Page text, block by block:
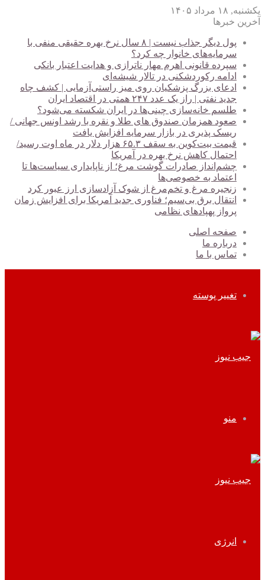
یکشنبه, ۱۸ مرداد ۱۴۰۵
آخرین خبرها
پول دیگر جذاب نیست | ۸ سال نرخ بهره حقیقی منفی با
سرمایه‌های خانوار چه کرد؟
سپرده قانونی اهرم مهار ناترازی و هدایت اعتبار بانکی
ادامه رکوردشکنی در تالار شیشه‌ای
ادعای بزرگ پزشکیان روی میز راستی‌آزمایی | کشف چاه
جدید نفتی | راز یک عدد ۲۴۷ همتی در اقتصاد ایران
طلسم خانه‌سازی چینی‌ها در ایران شکسته می‌شود؟
صعود همزمان صندوق های طلا و نقره با رشد اونس جهانی /
ریسک پذیری در بازار سرمایه افزایش یافت
قیمت بیت‌کوین به سقف ۶۵.۳ هزار دلار در ماه اوت رسید/
احتمال کاهش نرخ بهره در آمریکا
چشم‌انداز صادرات گوشت مرغ؛ از ناپایداری سیاست‌ها تا
اعتماد به خصوصی‌ها
زنجیره مرغ و تخم‌مرغ از شوک آزادسازی ارز عبور کرد
انتقال برق بی‌سیم؛ فناوری جدید آمریکا برای افزایش زمان
پرواز پهپادهای نظامی
صفحه اصلی
درباره ما
تماس با ما
تغییر پوسته
منو
انرژی